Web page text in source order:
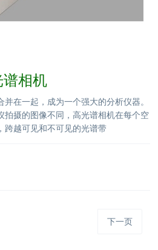
谱相机
在一起，成为一个强大的分析仪器。
拍摄的图像不同，高光谱相机在每个空
跨越可见和不可见的光谱带
下一页